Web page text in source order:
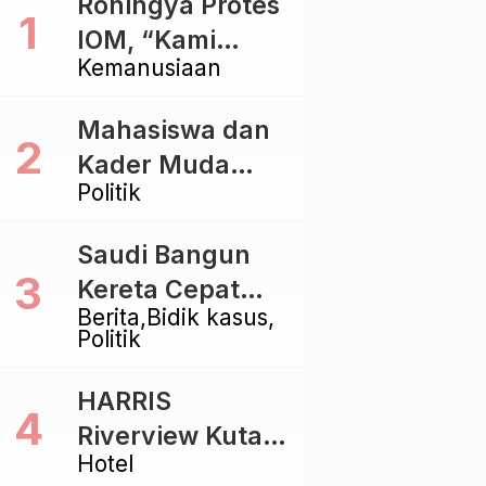
Kemanusiaan
IOM, “Kami
dibiarkan Mati
Politik
Mahasiswa dan
Kader Muda
Ramaikan Forum
Golkar di
Singaraja
Berita Bidik kasus
Politik
Saudi Bangun
Kereta Cepat
Rp112 Triliun,
Proyek Rp116
Triliun yang
Baru Sampai
Hotel
HARRIS
Riverview Kuta
Bali Tawarkan